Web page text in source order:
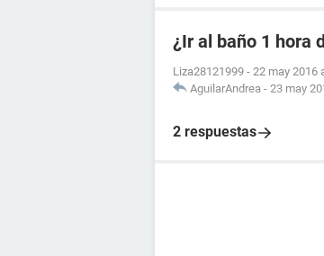
¿Ir al baño 1 hora
Liza28121999 - 22 may 2016
AguilarAndrea - 23 may
2 respuestas